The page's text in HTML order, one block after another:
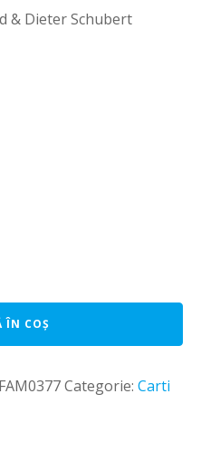
& Dieter Schubert
ÎN COȘ
FAM0377Categorie: Carti